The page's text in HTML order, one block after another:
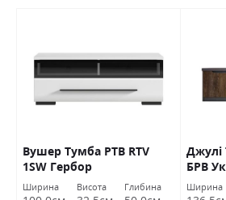
Вушер Тумба РТВ RTV
1SW Гербор
Ширина Висота Глибина
Джулі
БРВ
Ширина